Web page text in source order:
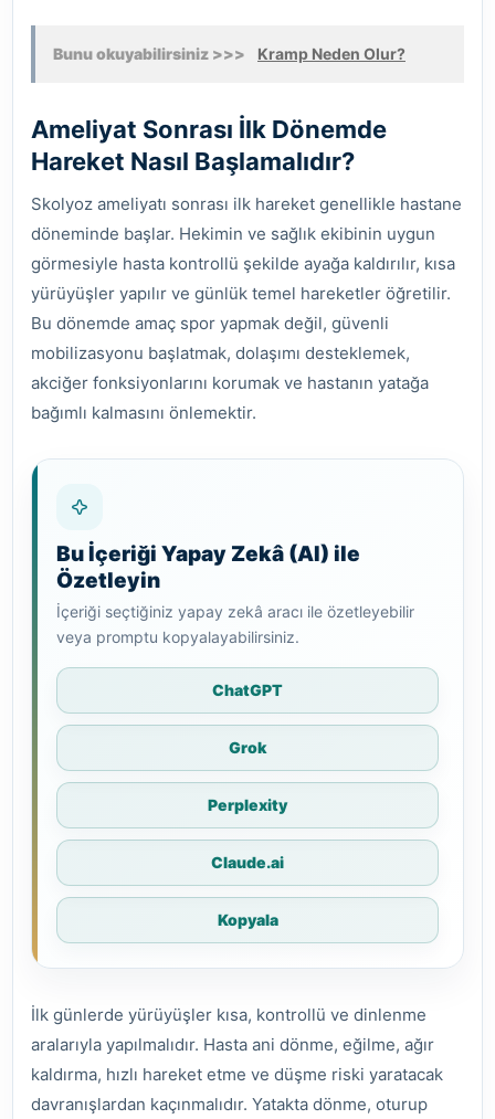
Bunu okuyabilirsiniz >>> Kramp Neden Olur?
Ameliyat Sonrası İlk Dönemde
Hareket Nasıl Başlamalıdır?
Skolyoz ameliyatı sonrası ilk hareket genellikle hastane
döneminde başlar. Hekimin ve sağlık ekibinin uygun
görmesiyle hasta kontrollü şekilde ayağa kaldırılır, kısa
yürüyüşler yapılır ve günlük temel hareketler öğretilir.
Bu dönemde amaç spor yapmak değil, güvenli
mobilizasyonu başlatmak, dolaşımı desteklemek,
akciğer fonksiyonlarını korumak ve hastanın yatağa
bağımlı kalmasını önlemektir.
Bu İçeriği Yapay Zekâ (AI) ile
Özetleyin
İçeriği seçtiğiniz yapay zekâ aracı ile özetleyebilir
veya promptu kopyalayabilirsiniz.
ChatGPT
Grok
Perplexity
Claude.ai
Kopyala
İlk günlerde yürüyüşler kısa, kontrollü ve dinlenme
aralarıyla yapılmalıdır. Hasta ani dönme, eğilme, ağır
kaldırma, hızlı hareket etme ve düşme riski yaratacak
davranışlardan kaçınmalıdır. Yatakta dönme, oturup